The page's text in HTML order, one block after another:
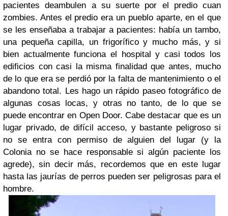
pacientes deambulen a su suerte por el predio cuan
zombies. Antes el predio era un pueblo aparte, en el que
se les enseñaba a trabajar a pacientes: había un tambo,
una pequeña capilla, un frigorífico y mucho más, y si
bien actualmente funciona el hospital y casi todos los
edificios con casi la misma finalidad que antes, mucho
de lo que era se perdió por la falta de mantenimiento o el
abandono total. Les hago un rápido paseo fotográfico de
algunas cosas locas, y otras no tanto, de lo que se
puede encontrar en Open Door. Cabe destacar que es un
lugar privado, de difícil acceso, y bastante peligroso si
no se entra con permiso de alguien del lugar (y la
Colonia no se hace responsable si algún paciente los
agrede), sin decir más, recordemos que en este lugar
hasta las jaurías de perros pueden ser peligrosas para el
hombre.